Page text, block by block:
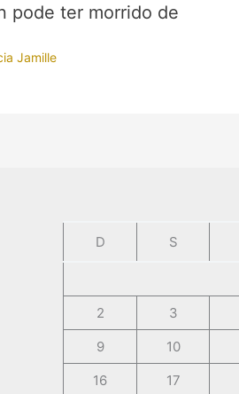
pode ter morrido de
Jamille
D S
2
3
9
10
16
17